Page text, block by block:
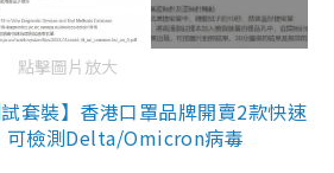
點擊圖片放大
套裝】香港口罩品牌開賣2款快速
可檢測Delta/Omicron病毒